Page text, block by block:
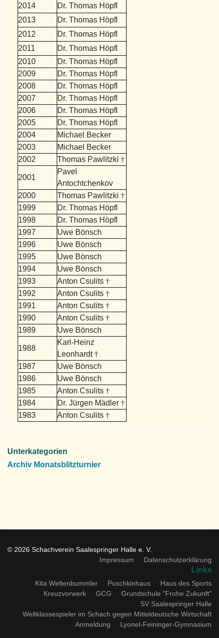
2014
Dr. Thomas Höpfl
2013
Dr. Thomas Höpfl
2012
Dr. Thomas Höpfl
2011
Dr. Thomas Höpfl
2010
Dr. Thomas Höpfl
2009
Dr. Thomas Höpfl
2008
Dr. Thomas Höpfl
2007
Dr. Thomas Höpfl
2006
Dr. Thomas Höpfl
2005
Dr. Thomas Höpfl
2004
Michael Becker
2003
Michael Becker
2002
Thomas Pawlitzki †
2001
Pavel
Antochtchenkov
2000
Thomas Pawlitzki †
1999
Dr. Thomas Höpfl
1998
Dr. Thomas Höpfl
1997
Uwe Bönsch
1996
Uwe Bönsch
1995
Uwe Bönsch
1994
Uwe Bönsch
1993
Anton Csulits †
1992
Anton Csulits †
1991
Anton Csulits †
1990
Anton Csulits †
1989
Uwe Bönsch
1988
Karl-Heinz
Leonhardt†
1987
Uwe Bönsch
1986
Uwe Bönsch
1985
Anton Csulits †
1984
Dr. Jürgen Mädler †
1983
Anton Csulits †
Unterkategorien
Archiv Monatsblitzturnier
© 2026 Schachverein Saalespringer Halle e. V.
Impressum
Datenschutzerklärung
Links
Kita Weltenbummler Puschkinhaus
Haus des Sports
Kreuzvorwerk
GCG
Grundschule "Frohe Zukunft"
SV Saalespringer Halle
Weltklassespieler im Schach gegen Mitteldeutsche Wirtschaft
Anmeldung
Lyonel-Feininger-Gymnasium